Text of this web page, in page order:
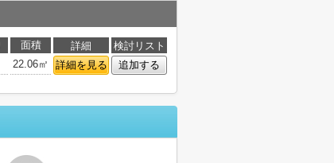
面積 詳細
検討リスト
22.06㎡ 詳細を見る 追加する